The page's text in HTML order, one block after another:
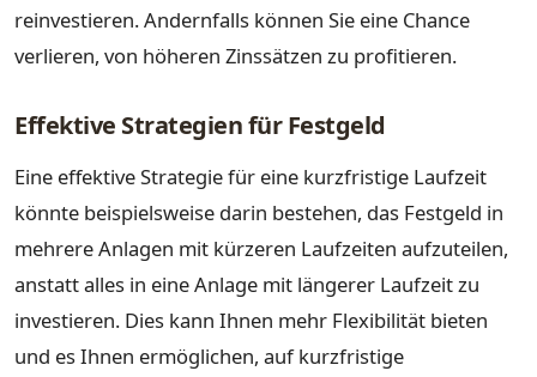
reinvestieren. Andernfalls können Sie eine Chance
verlieren, von höheren Zinssätzen zu profitieren.
Effektive Strategien für Festgeld
Eine effektive Strategie für eine kurzfristige Laufzeit
könnte beispielsweise darin bestehen, das Festgeld in
mehrere Anlagen mit kürzeren Laufzeiten aufzuteilen,
anstatt alles in eine Anlage mit längerer Laufzeit zu
investieren. Dies kann Ihnen mehr Flexibilität bieten
und es Ihnen ermöglichen, auf kurzfristige